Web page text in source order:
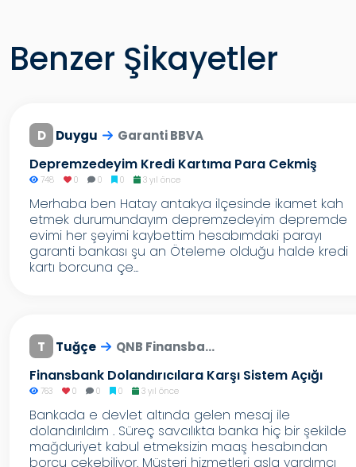
Benzer Şikayetler
D Duygu Garanti BBVA
Depremzedeyim Kredi Kartıma Para Cekmiş
748 0 0 0 3 yıl önce
Merhaba ben Hatay antakya ilçesinde ikamet kah
etmek durumundayım depremzedeyim depremde
evimi her şeyimi kaybettim hesabımdaki parayı
garanti bankası şu an Öteleme olduğu halde kredi
kartı borcuna çe...
T Tuğçe QNB Finansba...
Finansbank Dolandırıcılara Karşı Sistem Açığı
763 0 0 0 3 yıl önce
Bankada e devlet altında gelen mesaj ile
dolandırıldım . Süreç savcılıkta banka hiç bir şekilde
mağduriyet kabul etmeksizin maaş hesabından
borcu çekebiliyor. Müşteri hizmetleri asla yardımcı